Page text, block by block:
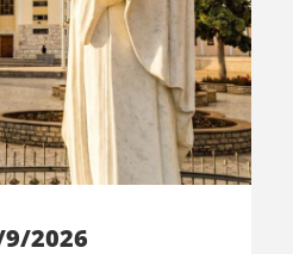
2026